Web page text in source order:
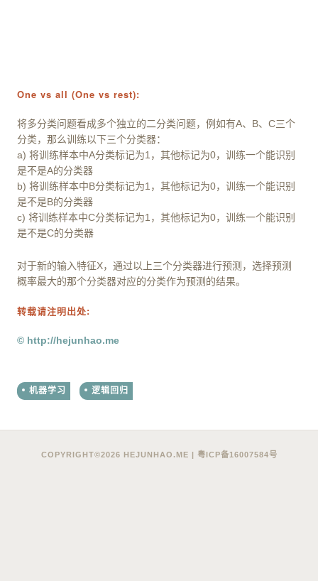
One vs all (One vs rest):
将多分类问题看成多个独立的二分类问题，例如有A、B、C三个
分类，那么训练以下三个分类器：
a) 将训练样本中A分类标记为1，其他标记为0，训练一个能识别
是不是A的分类器
b) 将训练样本中B分类标记为1，其他标记为0，训练一个能识别
是不是B的分类器
c) 将训练样本中C分类标记为1，其他标记为0，训练一个能识别
对于新的输入特征X，通过以上三个分类器进行预测，选择预测
概率最大的那个分类器对应的分类作为预测的结果。
转载请注明出处: